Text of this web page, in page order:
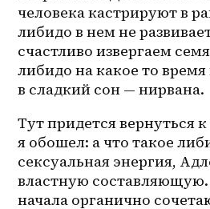
человека кастрируют в
либидо в нем не
счастливо извергаем
либидо на какое то
в сладкий сон — нирвана.
Тут придется вернуться
я обошел: а что такое
сексуальная энергия,
властную составляющую.
начала органично